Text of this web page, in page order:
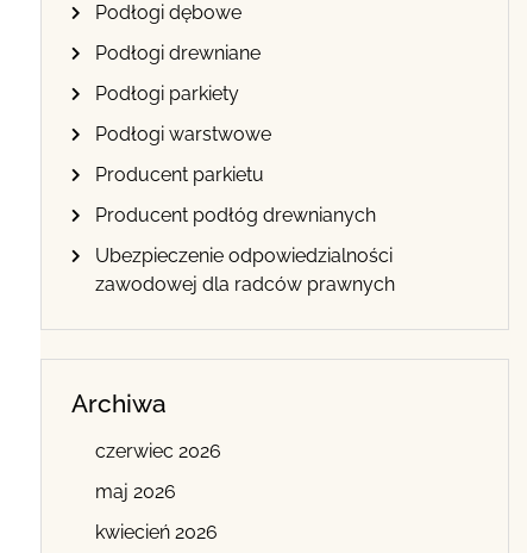
Podłogi dębowe
Podłogi drewniane
Podłogi parkiety
Podłogi warstwowe
Producent parkietu
Producent podłóg drewnianych
Ubezpieczenie odpowiedzialności
zawodowej dla radców prawnych
Archiwa
czerwiec 2026
maj 2026
kwiecień 2026